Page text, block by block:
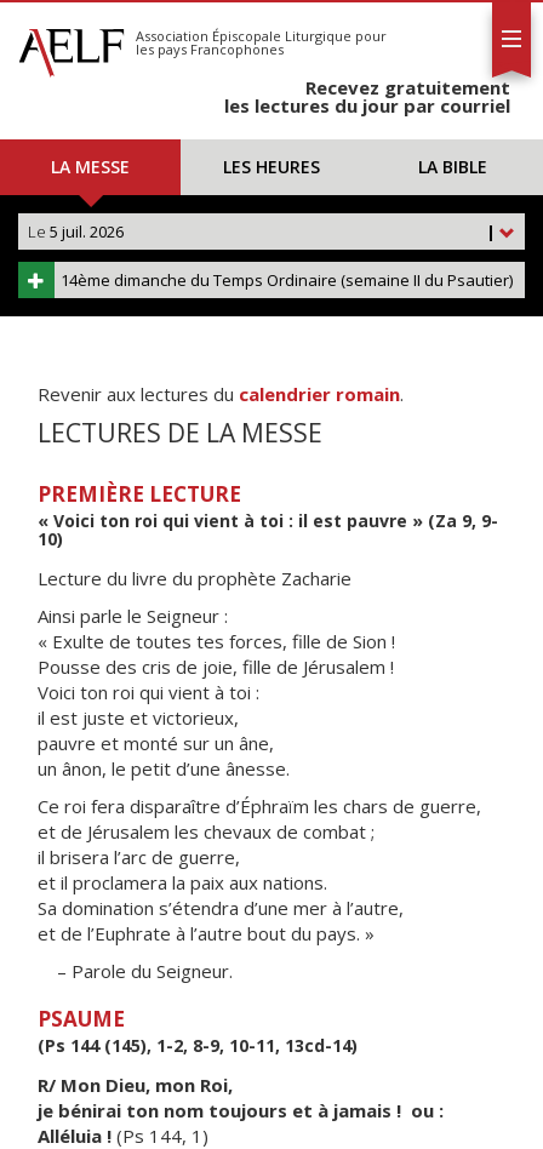
S'abonner
Calendrier
Association Épiscopale Liturgique pour
les pays Francophones
Recevez gratuitement
les lectures du jour par courriel
LA MESSE LES HEURES LA BIBLE
|
Le 5 juil. 2026
14ème dimanche du Temps Ordinaire (semaine II du Psautier)
Revenir aux lectures du calendrier romain.
LECTURES DE LA MESSE
PREMIÈRE LECTURE
« Voici ton roi qui vient à toi : il est pauvre » (Za 9, 9-
10)
Lecture du livre du prophète Zacharie
Ainsi parle le Seigneur :
« Exulte de toutes tes forces, fille de Sion !
Pousse des cris de joie, fille de Jérusalem !
Voici ton roi qui vient à toi :
il est juste et victorieux,
pauvre et monté sur un âne,
un ânon, le petit d’une ânesse.
Ce roi fera disparaître d’Éphraïm les chars de guerre,
et de Jérusalem les chevaux de combat ;
il brisera l’arc de guerre,
et il proclamera la paix aux nations.
Sa domination s’étendra d’une mer à l’autre,
et de l’Euphrate à l’autre bout du pays. »
– Parole du Seigneur.
PSAUME
(Ps 144 (145), 1-2, 8-9, 10-11, 13cd-14)
R/ Mon Dieu, mon Roi,
je bénirai ton nom toujours et à jamais ! ou :
Alléluia ! (Ps 144, 1)